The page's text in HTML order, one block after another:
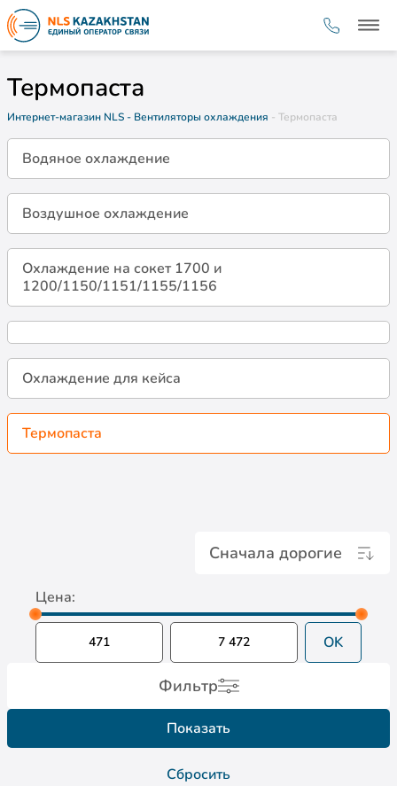
Термопаста
Интернет-магазин NLS- Вентиляторы охлаждения - Термопаста
Водяное охлаждение
Воздушное охлаждение
Охлаждение на сокет 1700 и
1200/1150/1151/1155/1156
Охлаждение для кейса
Термопаста
Сначала дорогие
Цена:
OK
Фильтр
Показать
Сбросить